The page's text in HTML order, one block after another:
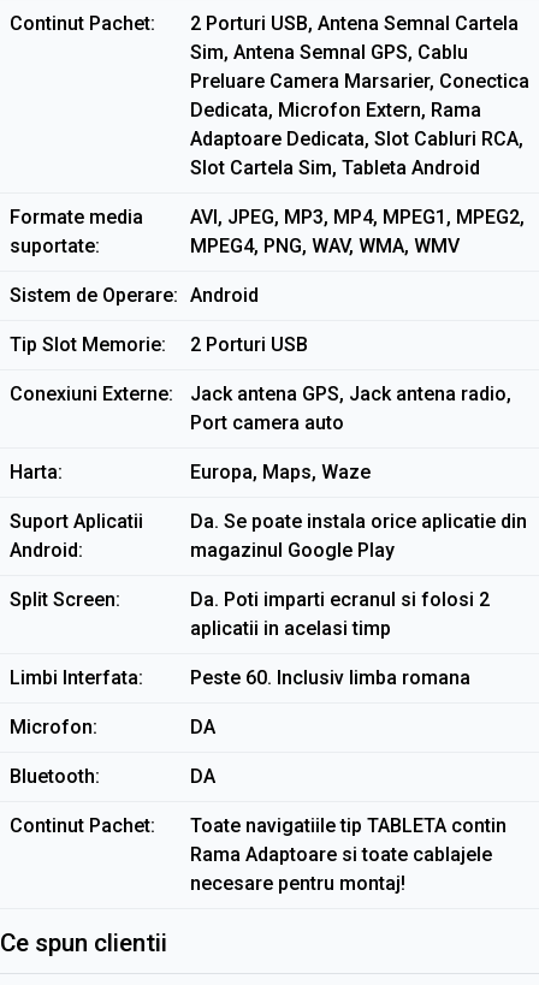
Continut Pachet
2 Porturi USB, Antena Semnal Cartela
Sim, Antena Semnal GPS, Cablu
Preluare Camera Marsarier, Conectica
Dedicata, Microfon Extern, Rama
Adaptoare Dedicata, Slot Cabluri RCA,
Slot Cartela Sim, Tableta Android
Formate media
suportate
AVI, JPEG, MP3, MP4, MPEG1, MPEG2,
MPEG4, PNG, WAV, WMA, WMV
Sistem de Operare Android
Tip Slot Memorie 2 Porturi USB
Conexiuni Externe
Jack antena GPS, Jack antena radio,
Port camera auto
Harta Europa, Maps, Waze
Suport Aplicatii
Android
Da. Se poate instala orice aplicatie din
magazinul Google Play
Split Screen
Da. Poti imparti ecranul si folosi 2
aplicatii in acelasi timp
Limbi Interfata Peste 60. Inclusiv limba romana
Microfon DA
Bluetooth DA
Continut Pachet
Toate navigatiile tip TABLETA contin
Rama Adaptoare si toate cablajele
necesare pentru montaj!
Ce spun clientii